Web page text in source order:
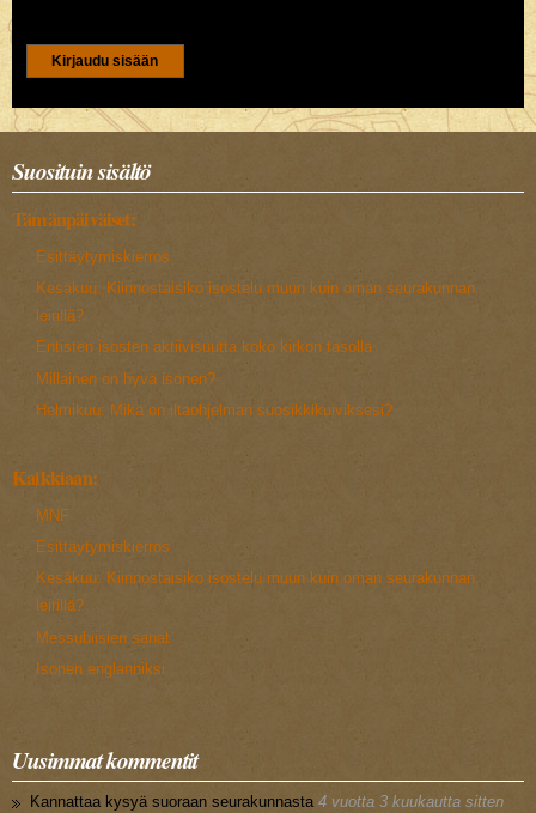
CAPTCHA
Tällä kysymyksellä varmistetaan ettet ole robotti.
5+3
Suosituin sisältö
Tämänpäiväiset:
Esittäytymiskierros
Kesäkuu: Kiinnostaisiko isostelu muun kuin oman seurakunnan
leirillä?
Entisten isosten aktiivisuutta koko kirkon tasolla
Millainen on hyvä isonen?
Helmikuu: Mikä on iltaohjelman suosikkikuiviksesi?
Kaikkiaan:
MNF
Esittäytymiskierros
Kesäkuu: Kiinnostaisiko isostelu muun kuin oman seurakunnan
leirillä?
Messubiisien sanat
Isonen englanniksi
Uusimmat kommentit
Kannattaa kysyä suoraan seurakunnasta 4 vuotta 3 kuukautta sitten